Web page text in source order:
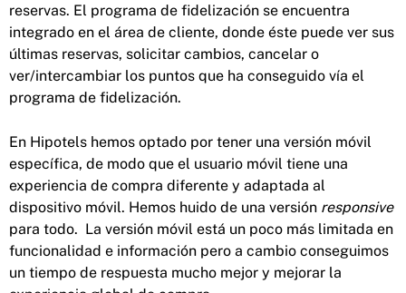
reservas. El programa de fidelización se encuentra
integrado en el área de cliente, donde éste puede ver sus
últimas reservas, solicitar cambios, cancelar o
ver/intercambiar los puntos que ha conseguido vía el
programa de fidelización.
En Hipotels hemos optado por tener una versión móvil
específica, de modo que el usuario móvil tiene una
experiencia de compra diferente y adaptada al
dispositivo móvil. Hemos huido de una versión responsive
para todo. La versión móvil está un poco más limitada en
funcionalidad e información pero a cambio conseguimos
un tiempo de respuesta mucho mejor y mejorar la